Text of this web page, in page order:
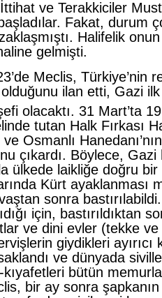
ve Terakkiciler
Fakat, durum
Halifelik
gelmişti.
Meclis, Türkiye’nin
ilan etti, Gazi
olacaktı. 31 Mart’ta
tutan Halk Fırkası
ve Osmanlı
çıkardı. Böylece, Gazi
ülkede laikliğe doğru bir
Kürt ayaklanması
sonra
için, bastırıldıktan
ve dini evler (tekke
giydikleri ayırıcı
ve dünyada
kıyafetleri bütün
bir ay sonra